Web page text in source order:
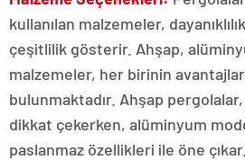
kullanılan malzemeler,
çeşitlilik gösterir. Ahşap,
malzemeler, her birinin
bulunmaktadır. Ahşap
dikkat çekerken, alüminyum
paslanmaz özellikleri ile öne